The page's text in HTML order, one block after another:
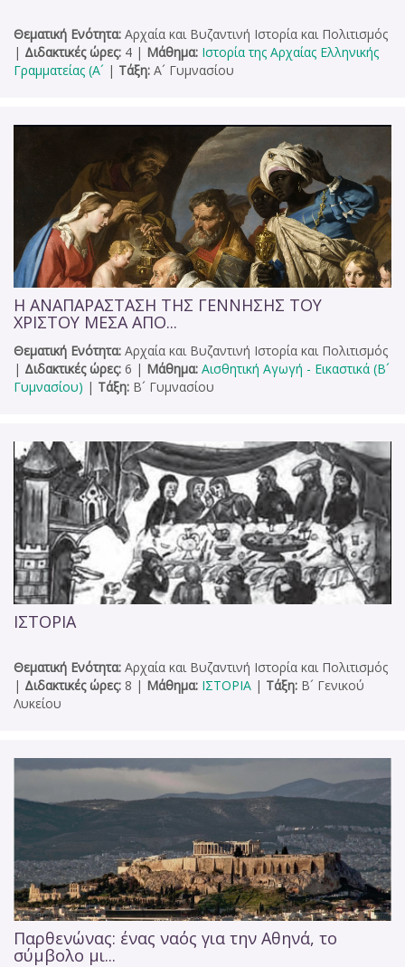
Θεματική Ενότητα: Αρχαία και Βυζαντινή Ιστορία και Πολιτισμός
| Διδακτικές ώρες: 4 | Μάθημα: Ιστορία της Αρχαίας Ελληνικής
Γραμματείας (Α´ | Τάξη: Α´ Γυμνασίου
Η ΑΝΑΠΑΡΑΣΤΑΣΗ ΤΗΣ ΓΕΝΝΗΣΗΣ ΤΟΥ
ΧΡΙΣΤΟΥ ΜΕΣΑ ΑΠΟ...
Θεματική Ενότητα: Αρχαία και Βυζαντινή Ιστορία και Πολιτισμός
| Διδακτικές ώρες: 6 | Μάθημα: Αισθητική Αγωγή - Εικαστικά (Β´
Γυμνασίου) | Τάξη: Β´ Γυμνασίου
ΙΣΤΟΡΙΑ
Θεματική Ενότητα: Αρχαία και Βυζαντινή Ιστορία και Πολιτισμός
| Διδακτικές ώρες: 8 | Μάθημα: ΙΣΤΟΡΙΑ | Τάξη: Β´ Γενικού
Λυκείου
Παρθενώνας: ένας ναός για την Αθηνά, το
σύμβολο μι...